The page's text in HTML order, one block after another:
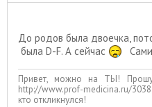
До родов была двоечка,
была D-F. А сейчас
Привет, можно на ТЫ!
http://www.prof-medicina.ru/
кто откликнулся!